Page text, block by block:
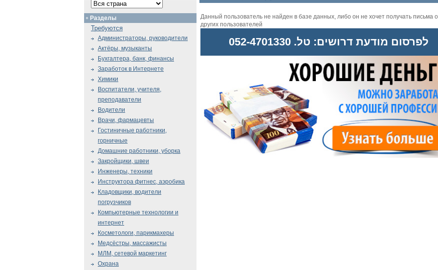
Данный пользователь не найден в базе данных, либо он не хочет получать письма
других пользователей
לפרסום מודעת דרושים: טל. 052-4701330
Разделы
Требуются
Администраторы, руководители
Актёры, музыканты
Бухгалтера, банк, финансы
Заработок в Интернете
Химики
Воспитатели, учителя,
преподаватели
Водители
Врачи, фармацевты
Гостиничные работники,
горничные
Домашние работники, уборка
Закройщики, швеи
Инженеры, техники
Инструктора фитнес, аэробика
Кладовщики, водители
погрузчиков
Компьютерные технологии и
интернет
Косметологи, парикмахеры
Медсёстры, массажисты
МЛМ, сетевой маркетинг
Охрана